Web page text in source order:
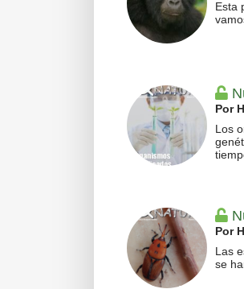
Esta
Por
Los
Por
Las
se